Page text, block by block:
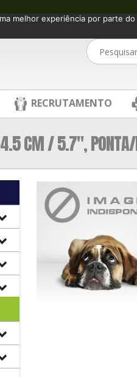
RECRUTAMENTO
CM / 5.7″,
melhor experiência por parte